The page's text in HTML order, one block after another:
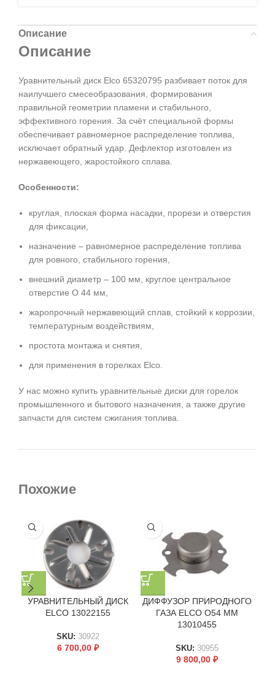
Описание
Описание
Уравнительный диск Elco 65320795 разбивает поток для
наилучшего смесеобразования, формирования
правильной геометрии пламени и стабильного,
эффективного горения. За счёт специальной формы
обеспечивает равномерное распределение топлива,
исключает обратный удар. Дефлектор изготовлен из
нержавеющего, жаростойкого сплава.
Особенности:
круглая, плоская форма насадки, прорези и отверстия
для фиксации,
назначение – равномерное распределение топлива
для ровного, стабильного горения,
внешний диаметр – 100 мм, круглое центральное
отверстие O 44 мм,
жаропрочный нержавеющий сплав, стойкий к коррозии,
температурным воздействиям,
простота монтажа и снятия,
для применения в горелках Elco.
У нас можно купить уравнительные диски для горелок
промышленного и бытового назначения, а также другие
запчасти для систем сжигания топлива.
Похожие
УРАВНИТЕЛЬНЫЙ ДИСК
ELCO 13022155
SKU: 30922
6 700,00 ₽
ДИФФУЗОР ПРИРОДНОГО
ГАЗА ELCO O54 ММ
13010455
SKU: 30955
9 800,00 ₽